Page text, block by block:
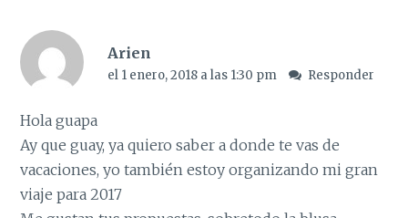
Arien
el 1 enero, 2018 a las 1:30 pm Responder
Hola guapa
Ay que guay, ya quiero saber a donde te vas de
vacaciones, yo también estoy organizando mi gran
viaje para 2017